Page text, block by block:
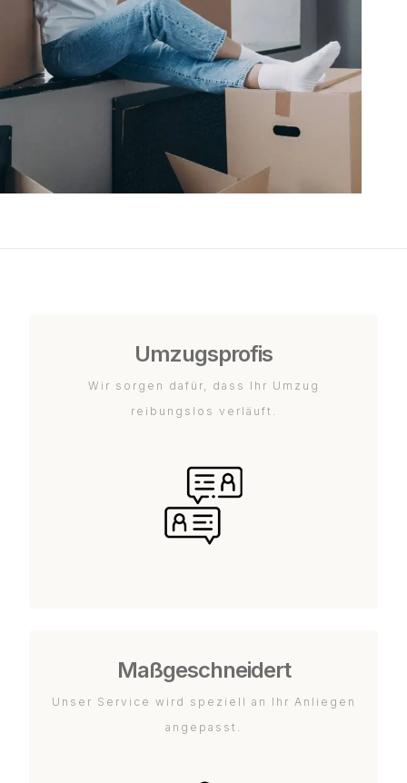
Umzugsprofis
Wir sorgen dafür, dass Ihr Umzug
reibungslos verläuft.
Maßgeschneidert
Unser Service wird speziell an Ihr Anliegen
angepasst.